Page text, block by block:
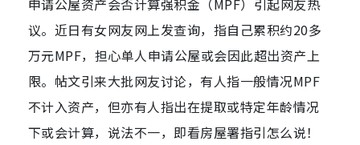
申请公屋资产会否计算强积金（MPF）引起网友热
议。近日有女网友网上发查询，指自己累积约20多
万元MPF，担心单人申请公屋或会因此超出资产上
限。帖文引来大批网友讨论，有人指一般情况MPF
不计入资产，但亦有人指出在提取或特定年龄情况
下或会计算，说法不一，即看房屋署指引怎么说！